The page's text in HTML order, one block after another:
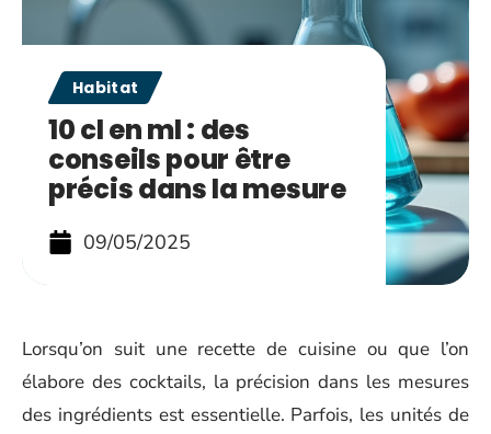
Habitat
10 cl en ml : des
conseils pour être
précis dans la mesure
09/05/2025
Lorsqu’on suit une recette de cuisine ou que l’on
élabore des cocktails, la précision dans les mesures
des ingrédients est essentielle. Parfois, les unités de